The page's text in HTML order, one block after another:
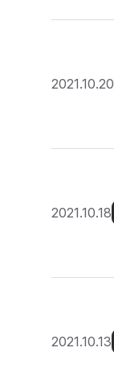
2021.10.20
2021.10.18
2021.10.13